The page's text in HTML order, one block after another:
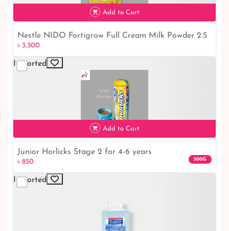
৳ 850
৳ 3,300
Add to Cart
Nestle NIDO Fortigrow Full Cream Milk Powder 2.5
Kg TIN
৳ 3,300
Imported
Add to Cart
Junior Horlicks Stage 2 for 4-6 years
৳ 850 500G
Imported